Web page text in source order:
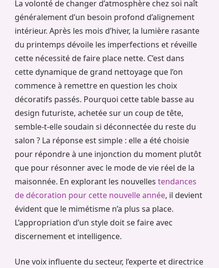
La volonté de changer d’atmosphère chez soi naît
généralement d’un besoin profond d’alignement
intérieur. Après les mois d’hiver, la lumière rasante
du printemps dévoile les imperfections et réveille
cette nécessité de faire place nette. C’est dans
cette dynamique de grand nettoyage que l’on
commence à remettre en question les choix
décoratifs passés. Pourquoi cette table basse au
design futuriste, achetée sur un coup de tête,
semble-t-elle soudain si déconnectée du reste du
salon ? La réponse est simple : elle a été choisie
pour répondre à une injonction du moment plutôt
que pour résonner avec le mode de vie réel de la
maisonnée. En explorant les nouvelles tendances
de décoration pour cette nouvelle année, il devient
évident que le mimétisme n’a plus sa place.
L’appropriation d’un style doit se faire avec
discernement et intelligence.
Une voix influente du secteur, l’experte et directrice